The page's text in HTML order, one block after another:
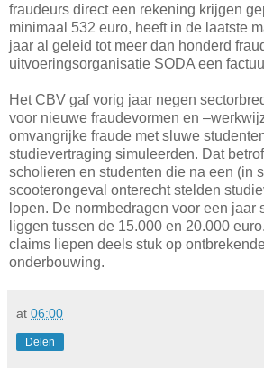
fraudeurs direct een rekening krijgen
minimaal 532 euro, heeft in de laatste
jaar al geleid tot meer dan honderd
uitvoeringsorganisatie SODA een
Het CBV gaf vorig jaar negen
voor nieuwe fraudevormen en
omvangrijke fraude met sluwe
studievertraging simuleerden. Dat
scholieren en studenten die na een (in
scooterongeval onterecht stelden
lopen. De normbedragen voor een jaar
liggen tussen de 15.000 en 20.000
claims liepen deels stuk op
onderbouwing.
at 06:00
Delen